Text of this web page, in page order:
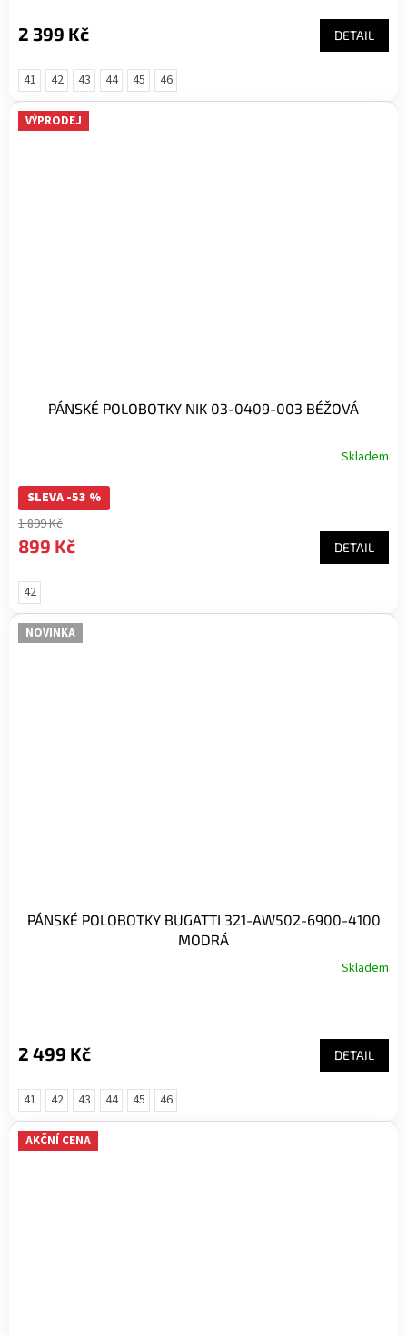
2 399 Kč DETAIL
41 42 43 44 45 46
VÝPRODEJ
PÁNSKÉ POLOBOTKY NIK 03-0409-003 BÉŽOVÁ
Skladem
SLEVA -53 %
1 899 Kč
899 Kč DETAIL
42
NOVINKA
PÁNSKÉ POLOBOTKY BUGATTI 321-AW502-6900-4100
MODRÁ
Skladem
2 499 Kč DETAIL
41 42 43 44 45 46
AKČNÍ CENA